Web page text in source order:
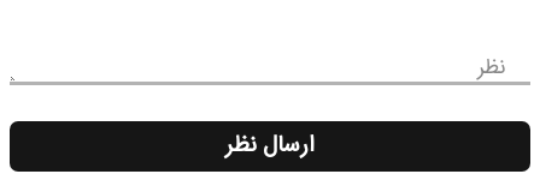
نظر
ارسال نظر